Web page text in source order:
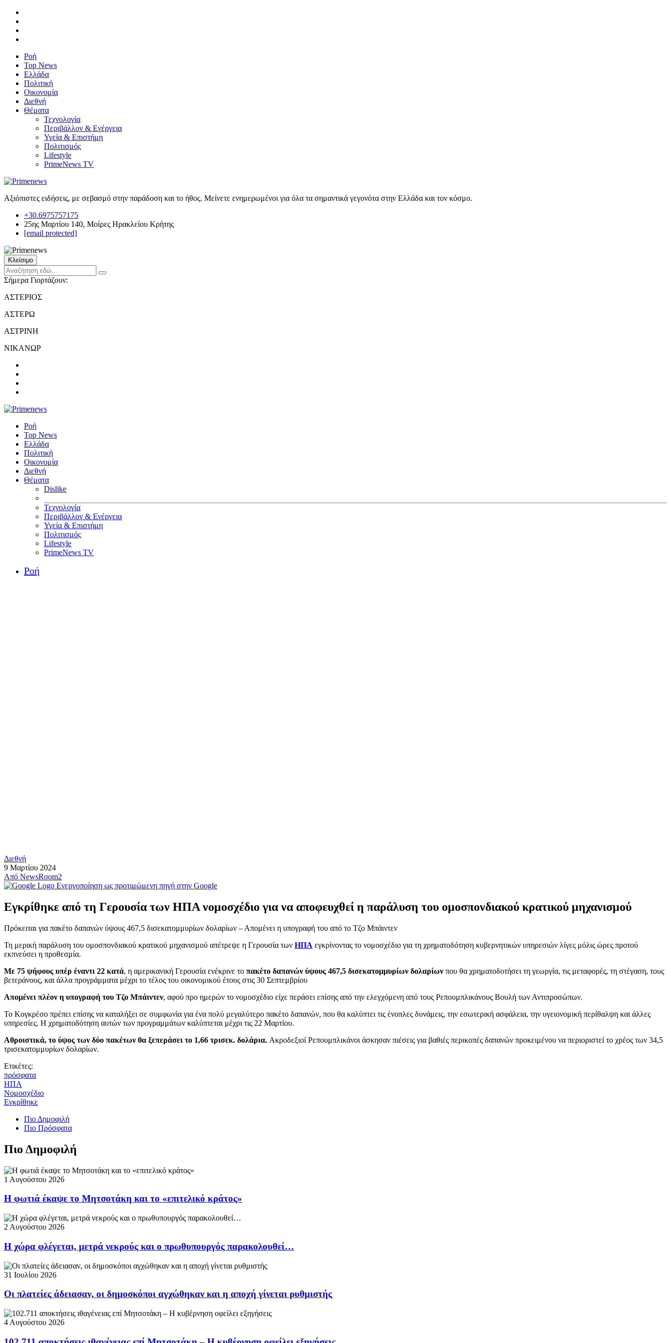
Ροή
Top News
Ελλάδα
Πολιτική
Οικονομία
Διεθνή
Θέματα
Τεχνολογία
Περιβάλλον & Ενέργεια
Υγεία & Επιστήμη
Πολιτισμός
Lifestyle
PrimeNews TV
Αξιόπιστες ειδήσεις, με σεβασμό στην παράδοση και το ήθος. Μείνετε ενημερωμένοι για όλα τα σημαντικά γεγονότα στην Ελλάδα και τον κόσμο.
+30.6975757175
25ης Μαρτίου 140, Μοίρες Ηρακλείου Κρήτης
[email protected]
Κλείσιμο
Σήμερα Γιορτάζουν:
ΑΣΤΕΡΙΟΣ
ΑΣΤΕΡΩ
ΑΣΤΡΙΝΗ
ΝΙΚΑΝΩΡ
Ροή
Top News
Ελλάδα
Πολιτική
Οικονομία
Διεθνή
Θέματα
Dislike
Τεχνολογία
Περιβάλλον & Ενέργεια
Υγεία & Επιστήμη
Πολιτισμός
Lifestyle
PrimeNews TV
Ροή
Διεθνή
9 Μαρτίου 2024
Από NewsRoom2
Ενεργοποίηση ως προτιμώμενη πηγή στην Google
Εγκρίθηκε από τη Γερουσία των ΗΠΑ νομοσχέδιο για να αποφευχθεί η παράλυση του ομοσπονδιακού κρατικού μηχανισμού
Πρόκειται για πακέτο δαπανών ύψους 467,5 δισεκατομμυρίων δολαρίων – Απομένει η υπογραφή του από το Τζο Μπάιντεν
Τη μερική παράλυση του ομοσπονδιακού κρατικού μηχανισμού απέτρεψε η Γερουσία των ΗΠΑ εγκρίνοντας το νομοσχέδιο για τη χρηματοδότηση κυβερνητικών υπηρεσιών λίγες μόλις ώρες προτού
εκπνεύσει η προθεσμία.
Με 75 ψήφους υπέρ έναντι 22 κατά, η αμερικανική Γερουσία ενέκρινε το πακέτο δαπανών ύψους 467,5 δισεκατομμυρίων δολαρίων που θα χρηματοδοτήσει τη γεωργία, τις μεταφορές, τη στέγαση, τους
βετεράνους, και άλλα προγράμματα μέχρι το τέλος του οικονομικού έτους στις 30 Σεπτεμβρίου
Απομένει πλέον η υπογραφή του Τζο Μπάιντεν, αφού προ ημερών το νομοσχέδιο είχε περάσει επίσης από την ελεγχόμενη από τους Ρεπουμπλικάνους Βουλή των Αντιπροσώπων.
Το Κογκρέσο πρέπει επίσης να καταλήξει σε συμφωνία για ένα πολύ μεγαλύτερο πακέτο δαπανών, που θα καλύπτει τις ένοπλες δυνάμεις, την εσωτερική ασφάλεια, την υγειονομική περίθαλψη και άλλες
υπηρεσίες. Η χρηματοδότηση αυτών των προγραμμάτων καλύπτεται μέχρι τις 22 Μαρτίου.
Αθροιστικά, το ύψος των δύο πακέτων θα ξεπεράσει το 1,66 τρισεκ. δολάρια. Ακροδεξιοί Ρεπουμπλικάνοι άσκησαν πιέσεις για βαθιές περικοπές δαπανών προκειμένου να περιοριστεί το χρέος των 34,5
τρισεκατομμυρίων δολαρίων.
Ετικέτες:
πρόσφατα
ΗΠΑ
Νομοσχέδιο
Εγκρίθηκε
Πιο Δημοφιλή
Πιο Πρόσφατα
Πιο Δημοφιλή
1 Αυγούστου 2026
Η φωτιά έκαψε το Μητσοτάκη και το «επιτελικό κράτος»
2 Αυγούστου 2026
Η χώρα φλέγεται, μετρά νεκρούς και ο πρωθυπουργός παρακολουθεί…
31 Ιουλίου 2026
Οι πλατείες άδειασαν, οι δημοσκόποι αγχώθηκαν και η αποχή γίνεται ρυθμιστής
4 Αυγούστου 2026